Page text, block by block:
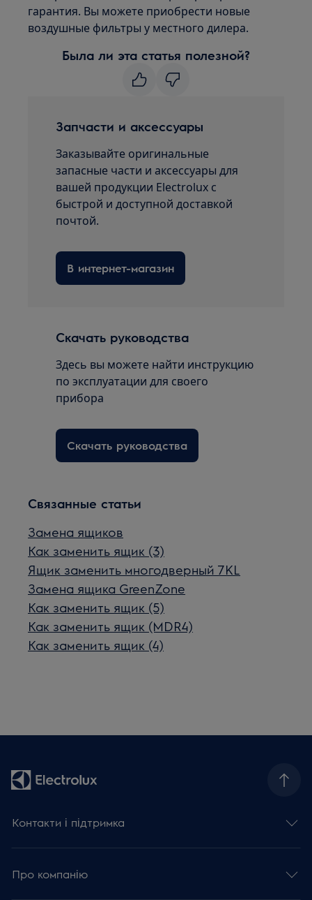
гарантия. Вы можете приобрести новые
воздушные фильтры у местного дилера.
Была ли эта статья полезной?
Запчасти и аксессуары
Заказывайте оригинальные
запасные части и аксессуары для
вашей продукции Electrolux с
быстрой и доступной доставкой
почтой.
В интернет-магазин
Скачать руководства
Здесь вы можете найти инструкцию
по эксплуатации для своего
прибора
Скачать руководства
Связанные статьи
Замена ящиков
Как заменить ящик (3)
Ящик заменить многодверный 7KL
Замена ящика GreenZone
Как заменить ящик (5)
Как заменить ящик (MDR4)
Как заменить ящик (4)
Контакти і підтримка
Про компанію